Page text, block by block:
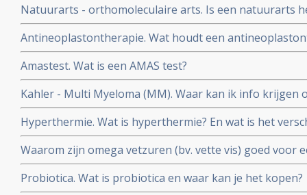
Natuurarts - orthomoleculaire arts. Is een natuurarts
orthomoleculaire arts?
Antineoplastontherapie. Wat houdt een
gebruikt?
Amastest. Wat is een AMAS test?
Kahler - Multi Myeloma (MM). Waar kan ik info krijgen
Myeloma?
Hyperthermie. Wat is hyperthermie? En wat is het
vormen van hyperthermie?
Waarom zijn omega vetzuren (bv. vette vis) goed voor
kankerpatiënten?
Probiotica. Wat is probiotica en waar kan je het kopen?